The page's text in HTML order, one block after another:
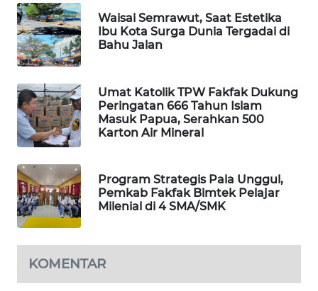
Waisai Semrawut, Saat Estetika
Ibu Kota Surga Dunia Tergadai di
Bahu Jalan
Umat Katolik TPW Fakfak Dukung
Peringatan 666 Tahun Islam
Masuk Papua, Serahkan 500
Karton Air Mineral
Program Strategis Pala Unggul,
Pemkab Fakfak Bimtek Pelajar
Milenial di 4 SMA/SMK
KOMENTAR
PORTAL
KONSUMEN
ALPERKLINAS
TAMBANG
NEWS
SITUNGIR
NEWS